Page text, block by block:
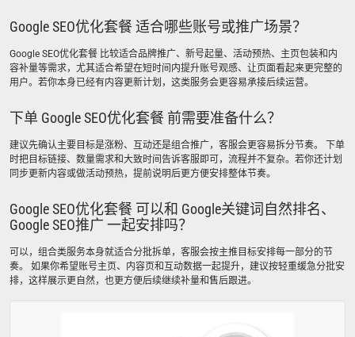
Google SEO优化套餐 适合哪些账号或推广场景？
Google SEO优化套餐 比较适合品牌推广、新号起量、活动预热、主页包装和内
容补量等需求，尤其适合希望在短时间内提升账号观感、让页面看起来更完整的
用户。若你本身已经有内容更新计划，这类服务会更容易承接后续运营。
下单 Google SEO优化套餐 前需要准备什么？
建议先确认主要目标是涨粉、互动还是组合推广，客服会更容易拆分节奏。 下单
时把目标链接、数量需求和大致时间告诉客服即可，流程并不复杂。若你还计划
同步更新内容或做活动预热，提前说明后更方便安排整体节奏。
Google SEO优化套餐 可以和 Google关键词自然排名、
Google SEO推广 一起安排吗？
可以，组合类服务本身就适合分批拆单，客服会按主推目标安排每一部分的节
奏。 如果你希望账号主页、内容页和互动数据一起提升，建议按轻重缓急分批安
排，这样展示更自然，也更方便后续继续补量和售后跟进。